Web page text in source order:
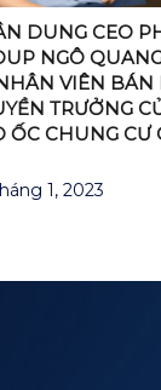
DUNG CEO
NGÔ
VIÊN BÁN
TRƯỞNG
ỐC CHUNG CƯ
1, 2023